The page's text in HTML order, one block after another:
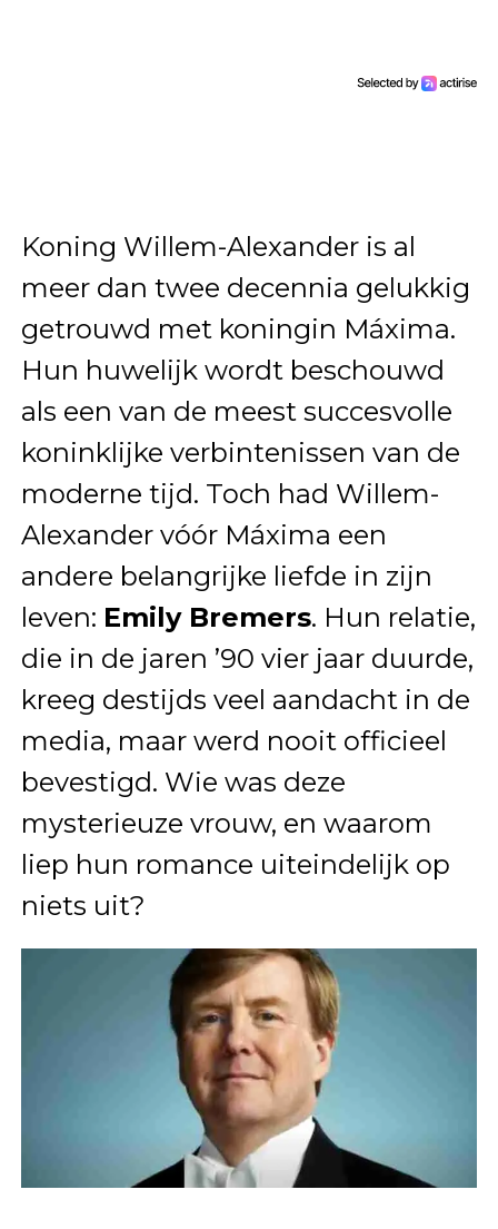
Koning Willem-Alexander is al
meer dan twee decennia gelukkig
getrouwd met koningin Máxima.
Hun huwelijk wordt beschouwd
als een van de meest succesvolle
koninklijke verbintenissen van de
moderne tijd. Toch had Willem-
Alexander vóór Máxima een
andere belangrijke liefde in zijn
leven: Emily Bremers. Hun relatie,
die in de jaren ’90 vier jaar duurde,
kreeg destijds veel aandacht in de
media, maar werd nooit officieel
bevestigd. Wie was deze
mysterieuze vrouw, en waarom
liep hun romance uiteindelijk op
niets uit?